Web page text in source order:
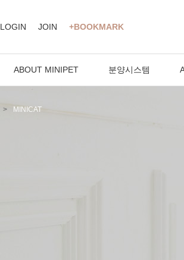
LOGIN JOIN +BOOKMARK
ABOUT MINIPET 분양시스템
MINICAT